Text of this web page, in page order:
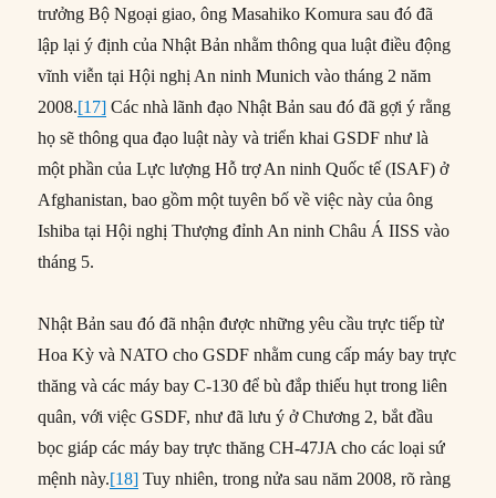
trưởng Bộ Ngoại giao, ông Masahiko Komura sau đó đã
lập lại ý định của Nhật Bản nhằm thông qua luật điều động
vĩnh viễn tại Hội nghị An ninh Munich vào tháng 2 năm
2008.[17] Các nhà lãnh đạo Nhật Bản sau đó đã gợi ý rằng
họ sẽ thông qua đạo luật này và triển khai GSDF như là
một phần của Lực lượng Hỗ trợ An ninh Quốc tế (ISAF) ở
Afghanistan, bao gồm một tuyên bố về việc này của ông
Ishiba tại Hội nghị Thượng đỉnh An ninh Châu Á IISS vào
tháng 5.
Nhật Bản sau đó đã nhận được những yêu cầu trực tiếp từ
Hoa Kỳ và NATO cho GSDF nhằm cung cấp máy bay trực
thăng và các máy bay C-130 để bù đắp thiếu hụt trong liên
quân, với việc GSDF, như đã lưu ý ở Chương 2, bắt đầu
bọc giáp các máy bay trực thăng CH-47JA cho các loại sứ
mệnh này.[18] Tuy nhiên, trong nửa sau năm 2008, rõ ràng